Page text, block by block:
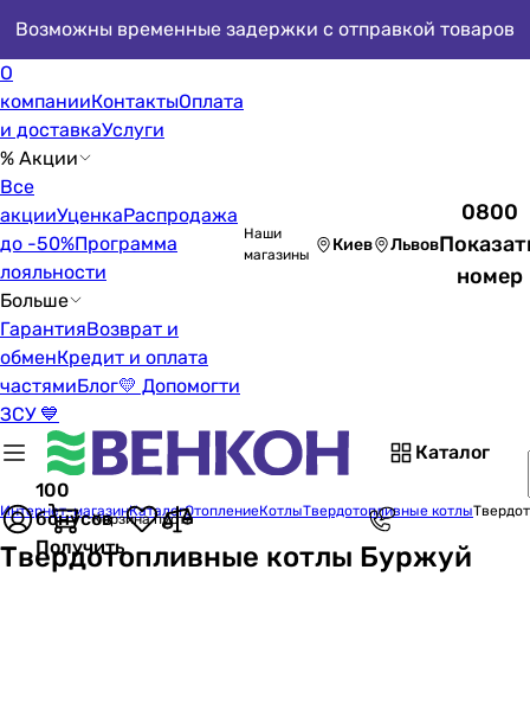
Возможны временные задержки с отправкой товаров
О
компанииКонтактыОплата
и доставкаУслуги
% Акции
Все
акцииУценкаРаспродажа
до -50%Программа
лояльности
Больше
ГарантияВозврат и
обменКредит и оплата
частямиБлог💛 Допомогти
ЗСУ 💙
Наши
магазины
Киев Львов
0800
номер
Каталог
100
бонусов
Получить
Корзина пуста
Интернет-магазинКаталогОтоплениеКотлыТвердотопливные котлы
Твердотопливные котлы Буржуй